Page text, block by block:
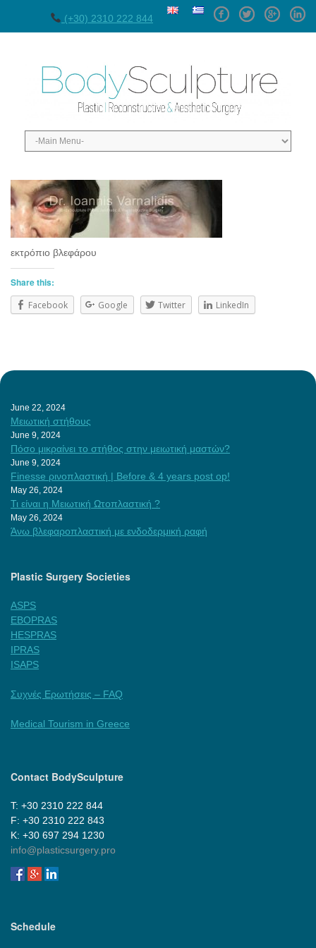
(+30) 2310 222 844
FacebookTwitterGPlus
εκτρόπιο βλεφάρου
Share this:
Facebook Google Twitter LinkedIn
June 22, 2024
Μειωτική στήθους
June 9, 2024
Πόσο μικραίνει το στήθος στην μειωτική μαστών?
June 9, 2024
Finesse ρινοπλαστική | Before & 4 years post op!
May 26, 2024
Τι είναι η Μειωτική Ωτοπλαστική ?
May 26, 2024
Άνω βλεφαροπλαστική με ενδοδερμική ραφή
Plastic Surgery Societies
ASPS
EBOPRAS
HESPRAS
IPRAS
ISAPS
Συχνές Ερωτήσεις – FAQ
Medical Tourism in Greece
Contact BodySculpture
Τ: +30 2310 222 844
F: +30 2310 222 843
Κ: +30 697 294 1230
info@plasticsurgery.pro
Schedule